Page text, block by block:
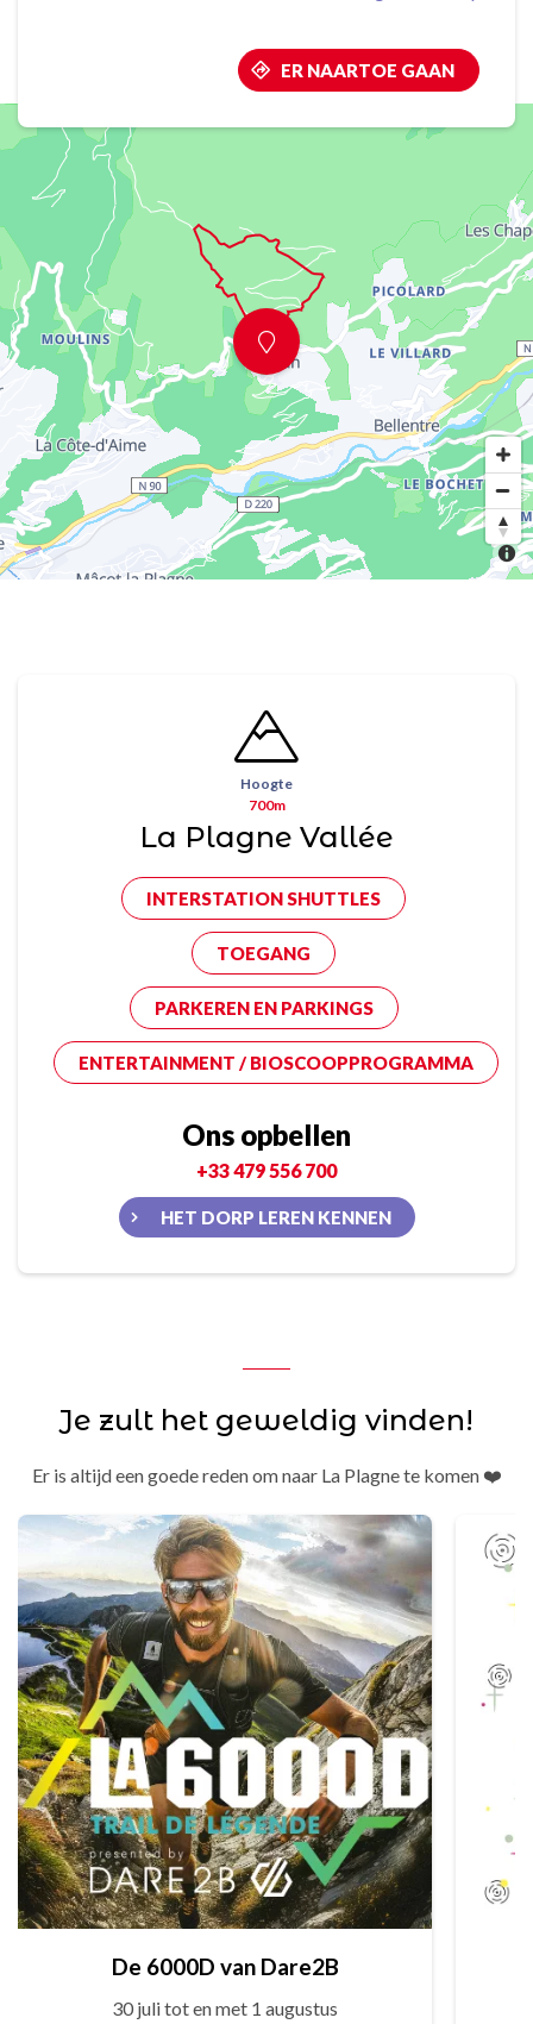
ER NAARTOE GAAN
Hoogte
700m
La Plagne Vallée
INTERSTATION SHUTTLES
TOEGANG
PARKEREN EN PARKINGS
ENTERTAINMENT / BIOSCOOPPROGRAMMA
Ons opbellen
+33 479 556 700
HET DORP LEREN KENNEN
Je zult het geweldig vinden!
Er is altijd een goede reden om naar La Plagne te komen ❤️
De 6000D van Dare2B
30 juli tot en met 1 augustus